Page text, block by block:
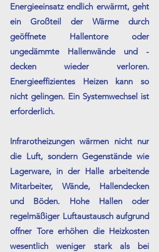
Energieeinsatz endlich erwärmt, geht
ein Großteil der Wärme durch
geöffnete Hallentore oder
ungedämmte Hallenwände und -
decken wieder verloren.
Energieeffizientes Heizen kann so
nicht gelingen. Ein Systemwechsel ist
erforderlich.
Infrarotheizungen wärmen nicht nur
die Luft, sondern Gegenstände wie
Lagerware, in der Halle arbeitende
Mitarbeiter, Wände, Hallendecken
und Böden. Hohe Hallen oder
regelmäßiger Luftaustausch aufgrund
offner Tore erhöhen die Heizkosten
wesentlich weniger stark als bei